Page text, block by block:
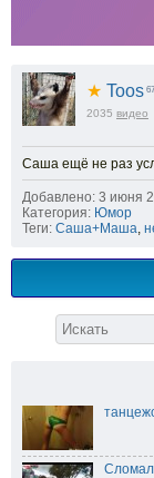
★ Toos
2035 видео
Саша ещё не раз
Добавлено: 3 июня
Категория: Юмор
Теги: Саша+Маша
Сломал